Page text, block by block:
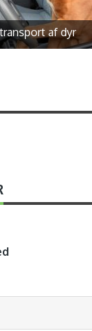
af dyr